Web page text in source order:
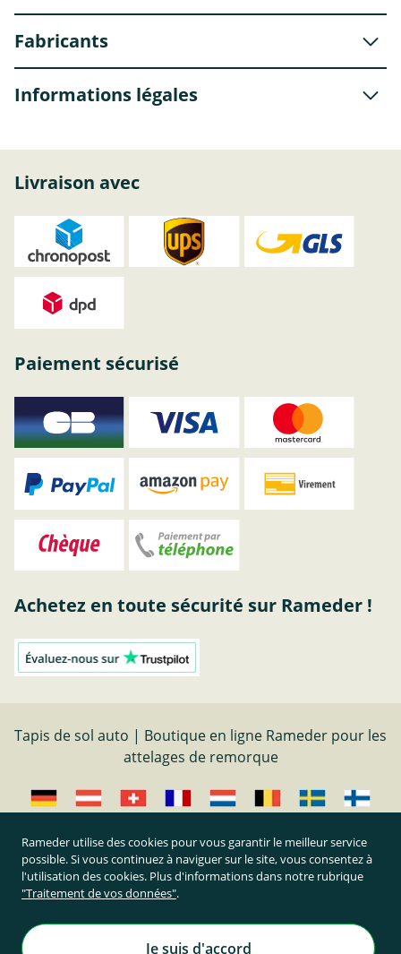
Fabricants
Informations légales
Livraison avec
Paiement sécurisé
Achetez en toute sécurité sur Rameder !
Tapis de sol auto | Boutique en ligne Rameder pour les
attelages de remorque
Résilier le contrat
Prix TTC et hors frais de port
Rameder Attelage France
Rameder utilise des cookies pour vous garantir le meilleur service
possible. Si vous continuez à naviguer sur le site, vous consentez à
l'utilisation des cookies. Plus d'informations dans notre rubrique
"Traitement de vos données".
Je suis d'accord